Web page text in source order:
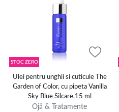
STOC ZERO
Ulei pentru unghii si cuticule The
Garden of Color, cu pipeta Vanilla
Sky Blue Silcare,15 ml
Ojă & Tratamente